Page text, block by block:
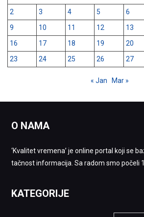
2
3 4 5 6
9
10 11 12 13
16
17 18 19 20
23
24 25 26 27
« Jan Mar »
O NAMA
‘Kvalitet vremena’ je online portal koji se
tačnost informacija. Sa radom smo počeli
KATEGORIJE